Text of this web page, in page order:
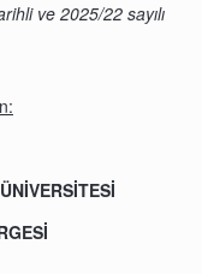
ve 2025/22 sayılı